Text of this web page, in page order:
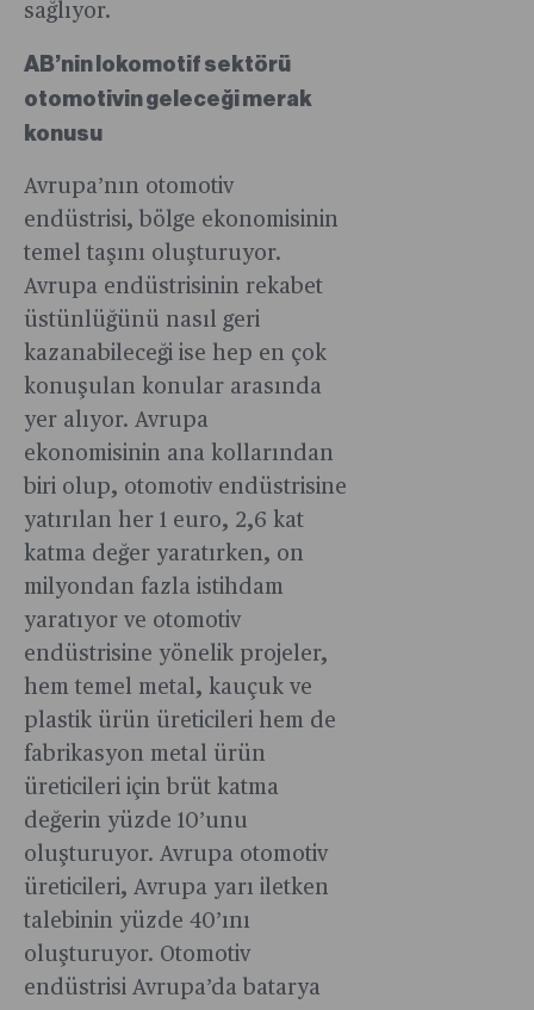
sağlıyor.
AB’nin lokomotif sektörü
otomotivin geleceği merak
konusu
Avrupa’nın otomotiv
endüstrisi, bölge ekonomisinin
temel taşını oluşturuyor.
Avrupa endüstrisinin rekabet
üstünlüğünü nasıl geri
kazanabileceği ise hep en çok
konuşulan konular arasında
yer alıyor. Avrupa
ekonomisinin ana kollarından
biri olup, otomotiv endüstrisine
yatırılan her 1 euro, 2,6 kat
katma değer yaratırken, on
milyondan fazla istihdam
yaratıyor ve otomotiv
endüstrisine yönelik projeler,
hem temel metal, kauçuk ve
plastik ürün üreticileri hem de
fabrikasyon metal ürün
üreticileri için brüt katma
değerin yüzde 10’unu
oluşturuyor. Avrupa otomotiv
üreticileri, Avrupa yarı iletken
talebinin yüzde 40’ını
oluşturuyor. Otomotiv
endüstrisi Avrupa’da batarya